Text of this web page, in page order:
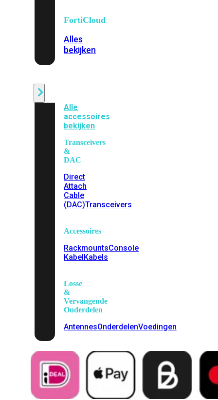
FortiCloud
Alles
bekijken
Alle
accessoires
bekijken
Transceivers
&
DAC
Direct
Attach
Cable
(DAC)Transceivers
Accessoires
RackmountsConsole
KabelKabels
Losse
&
Vervangende
Onderdelen
AntennesOnderdelenVoedingen